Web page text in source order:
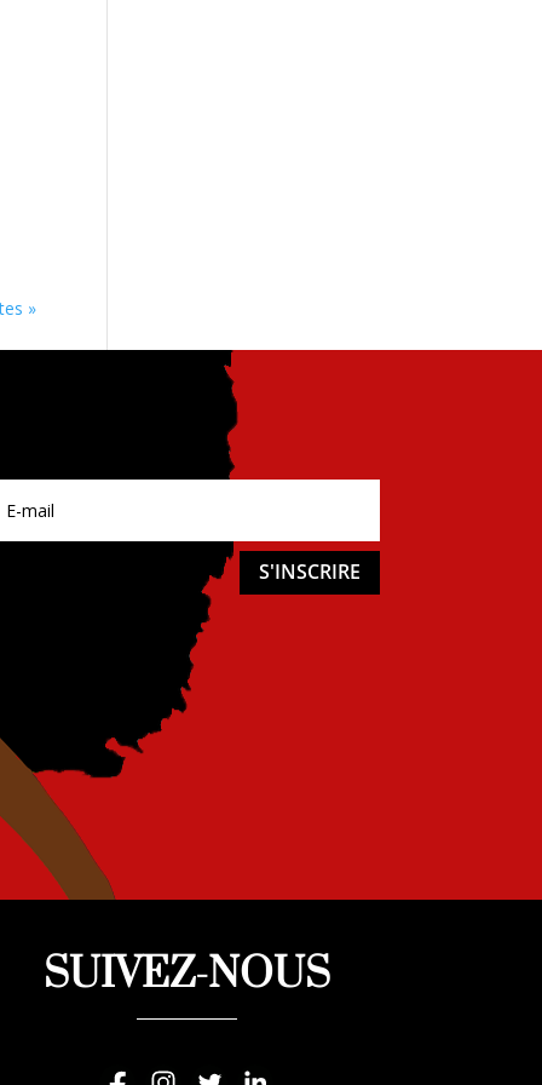
»
S'INSCRIRE
SUIVEZ-NOUS